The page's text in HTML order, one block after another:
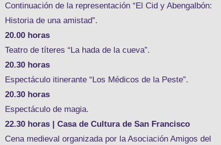
Continuación de la representación “El Cid y Abengalbón:
Historia de una amistad”.
20.00 horas
Teatro de títeres “La hada de la cueva”.
20.30 horas
Espectáculo itinerante “Los Médicos de la Peste”.
20.30 horas
Espectáculo de magia.
22.30 horas | Casa de Cultura de San Francisco
Cena medieval organizada por la Asociación Amigos del